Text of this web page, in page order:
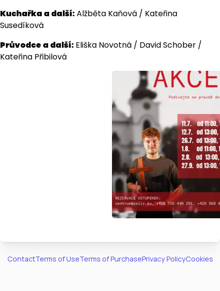
Kuchařka a další:Alžběta Kaňová / Kateřina
Susedíková
Průvodce a další: Eliška Novotná / David Schober /
Kateřina Přibilová
ContactTerms of UseTerms of PurchasePrivacy PolicyCookies